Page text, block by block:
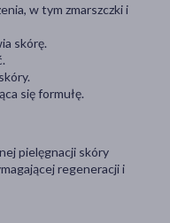
w tym zmarszczki i
skórę.
się formułę.
pielęgnacji skóry
regeneracji i